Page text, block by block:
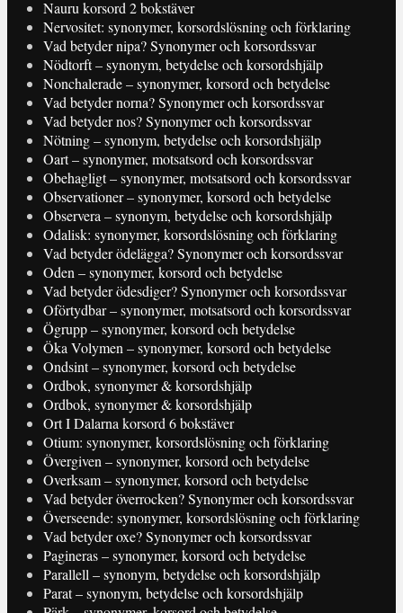
Nauru korsord 2 bokstäver
Nervositet: synonymer, korsordslösning och förklaring
Vad betyder nipa? Synonymer och korsordssvar
Nödtorft – synonym, betydelse och korsordshjälp
Nonchalerade – synonymer, korsord och betydelse
Vad betyder norna? Synonymer och korsordssvar
Vad betyder nos? Synonymer och korsordssvar
Nötning – synonym, betydelse och korsordshjälp
Oart – synonymer, motsatsord och korsordssvar
Obehagligt – synonymer, motsatsord och korsordssvar
Observationer – synonymer, korsord och betydelse
Observera – synonym, betydelse och korsordshjälp
Odalisk: synonymer, korsordslösning och förklaring
Vad betyder ödelägga? Synonymer och korsordssvar
Oden – synonymer, korsord och betydelse
Vad betyder ödesdiger? Synonymer och korsordssvar
Oförtydbar – synonymer, motsatsord och korsordssvar
Ögrupp – synonymer, korsord och betydelse
Öka Volymen – synonymer, korsord och betydelse
Ondsint – synonymer, korsord och betydelse
Ordbok, synonymer & korsordshjälp
Ordbok, synonymer & korsordshjälp
Ort I Dalarna korsord 6 bokstäver
Otium: synonymer, korsordslösning och förklaring
Övergiven – synonymer, korsord och betydelse
Overksam – synonymer, korsord och betydelse
Vad betyder överrocken? Synonymer och korsordssvar
Överseende: synonymer, korsordslösning och förklaring
Vad betyder oxe? Synonymer och korsordssvar
Pagineras – synonymer, korsord och betydelse
Parallell – synonym, betydelse och korsordshjälp
Parat – synonym, betydelse och korsordshjälp